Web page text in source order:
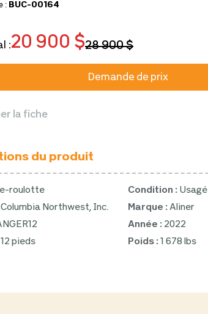
: BUC-00164
: 28 900 $
20 900 $
Demande de prix
la fiche
du produit
roulotte Condition : Usagé
Columbia Northwest, Inc. Marque :Aliner
Année : 2022
12 pieds Poids :1 678 lbs